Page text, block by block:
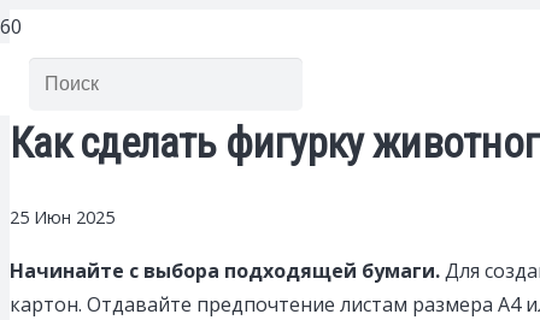
Как сделать фигурку
25 Июн 2025
Начинайте с выбора подходящей бумаги.Для
картон. Отдавайте предпочтение листам размера A4